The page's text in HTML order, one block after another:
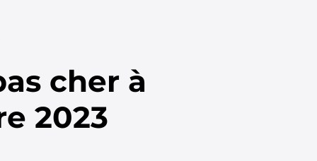
cher à
2023